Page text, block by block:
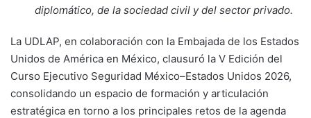
diplomático, de la sociedad civil y del sector privado.
La UDLAP, en colaboración con la Embajada de los Estados
Unidos de América en México, clausuró la V Edición del
Curso Ejecutivo Seguridad México–Estados Unidos 2026,
consolidando un espacio de formación y articulación
estratégica en torno a los principales retos de la agenda